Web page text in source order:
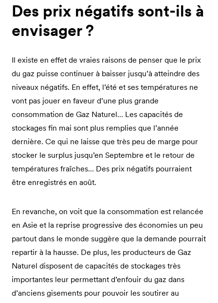
Des prix négatifs sont-ils à
envisager ?
Il existe en effet de vraies raisons de penser que le prix
du gaz puisse continuer à baisser jusqu’à atteindre des
niveaux négatifs. En effet, l’été et ses températures ne
vont pas jouer en faveur d’une plus grande
consommation de Gaz Naturel… Les capacités de
stockages fin mai sont plus remplies que l’année
dernière. Ce qui ne laisse que très peu de marge pour
stocker le surplus jusqu’en Septembre et le retour de
températures fraîches… Des prix négatifs pourraient
être enregistrés en août.
En revanche, on voit que la consommation est relancée
en Asie et la reprise progressive des économies un peu
partout dans le monde suggère que la demande pourrait
repartir à la hausse. De plus, les producteurs de Gaz
Naturel disposent de capacités de stockages très
importantes leur permettant d’enfouir du gaz dans
d’anciens gisements pour pouvoir les soutirer au